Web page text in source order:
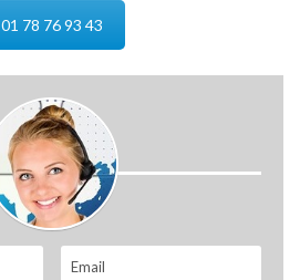
01 78 76 93 43